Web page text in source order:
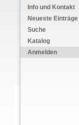
Info und Kontakt
Neueste Einträge
Suche
Katalog
Anmelden